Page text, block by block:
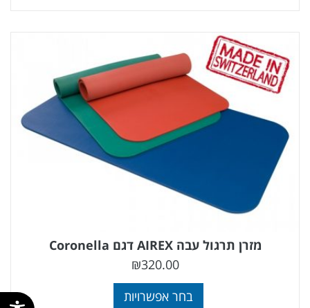
מזרן תרגול עבה AIREX דגם Coronella
₪320.00
בחר אפשרויות